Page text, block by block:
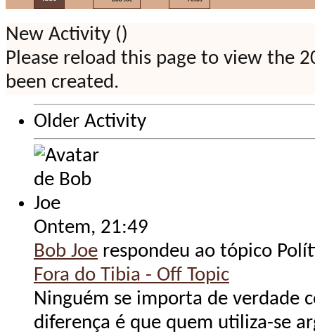
New Activity ()
Please reload this page to view the
been created.
Older Activity
Ontem, 21:49
Bob Joe respondeu ao tópico
Fora do Tibia - Off Topic
Ninguém se importa de verdade
diferença é que quem utiliza-se